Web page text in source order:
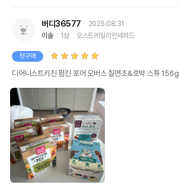
버디36577
2025.08.31
이솔
1살 오스트레일리안셰퍼드
첫구매
디어니스트키친 펌킨 포어 오버스 칠면조&호박 스튜 156g